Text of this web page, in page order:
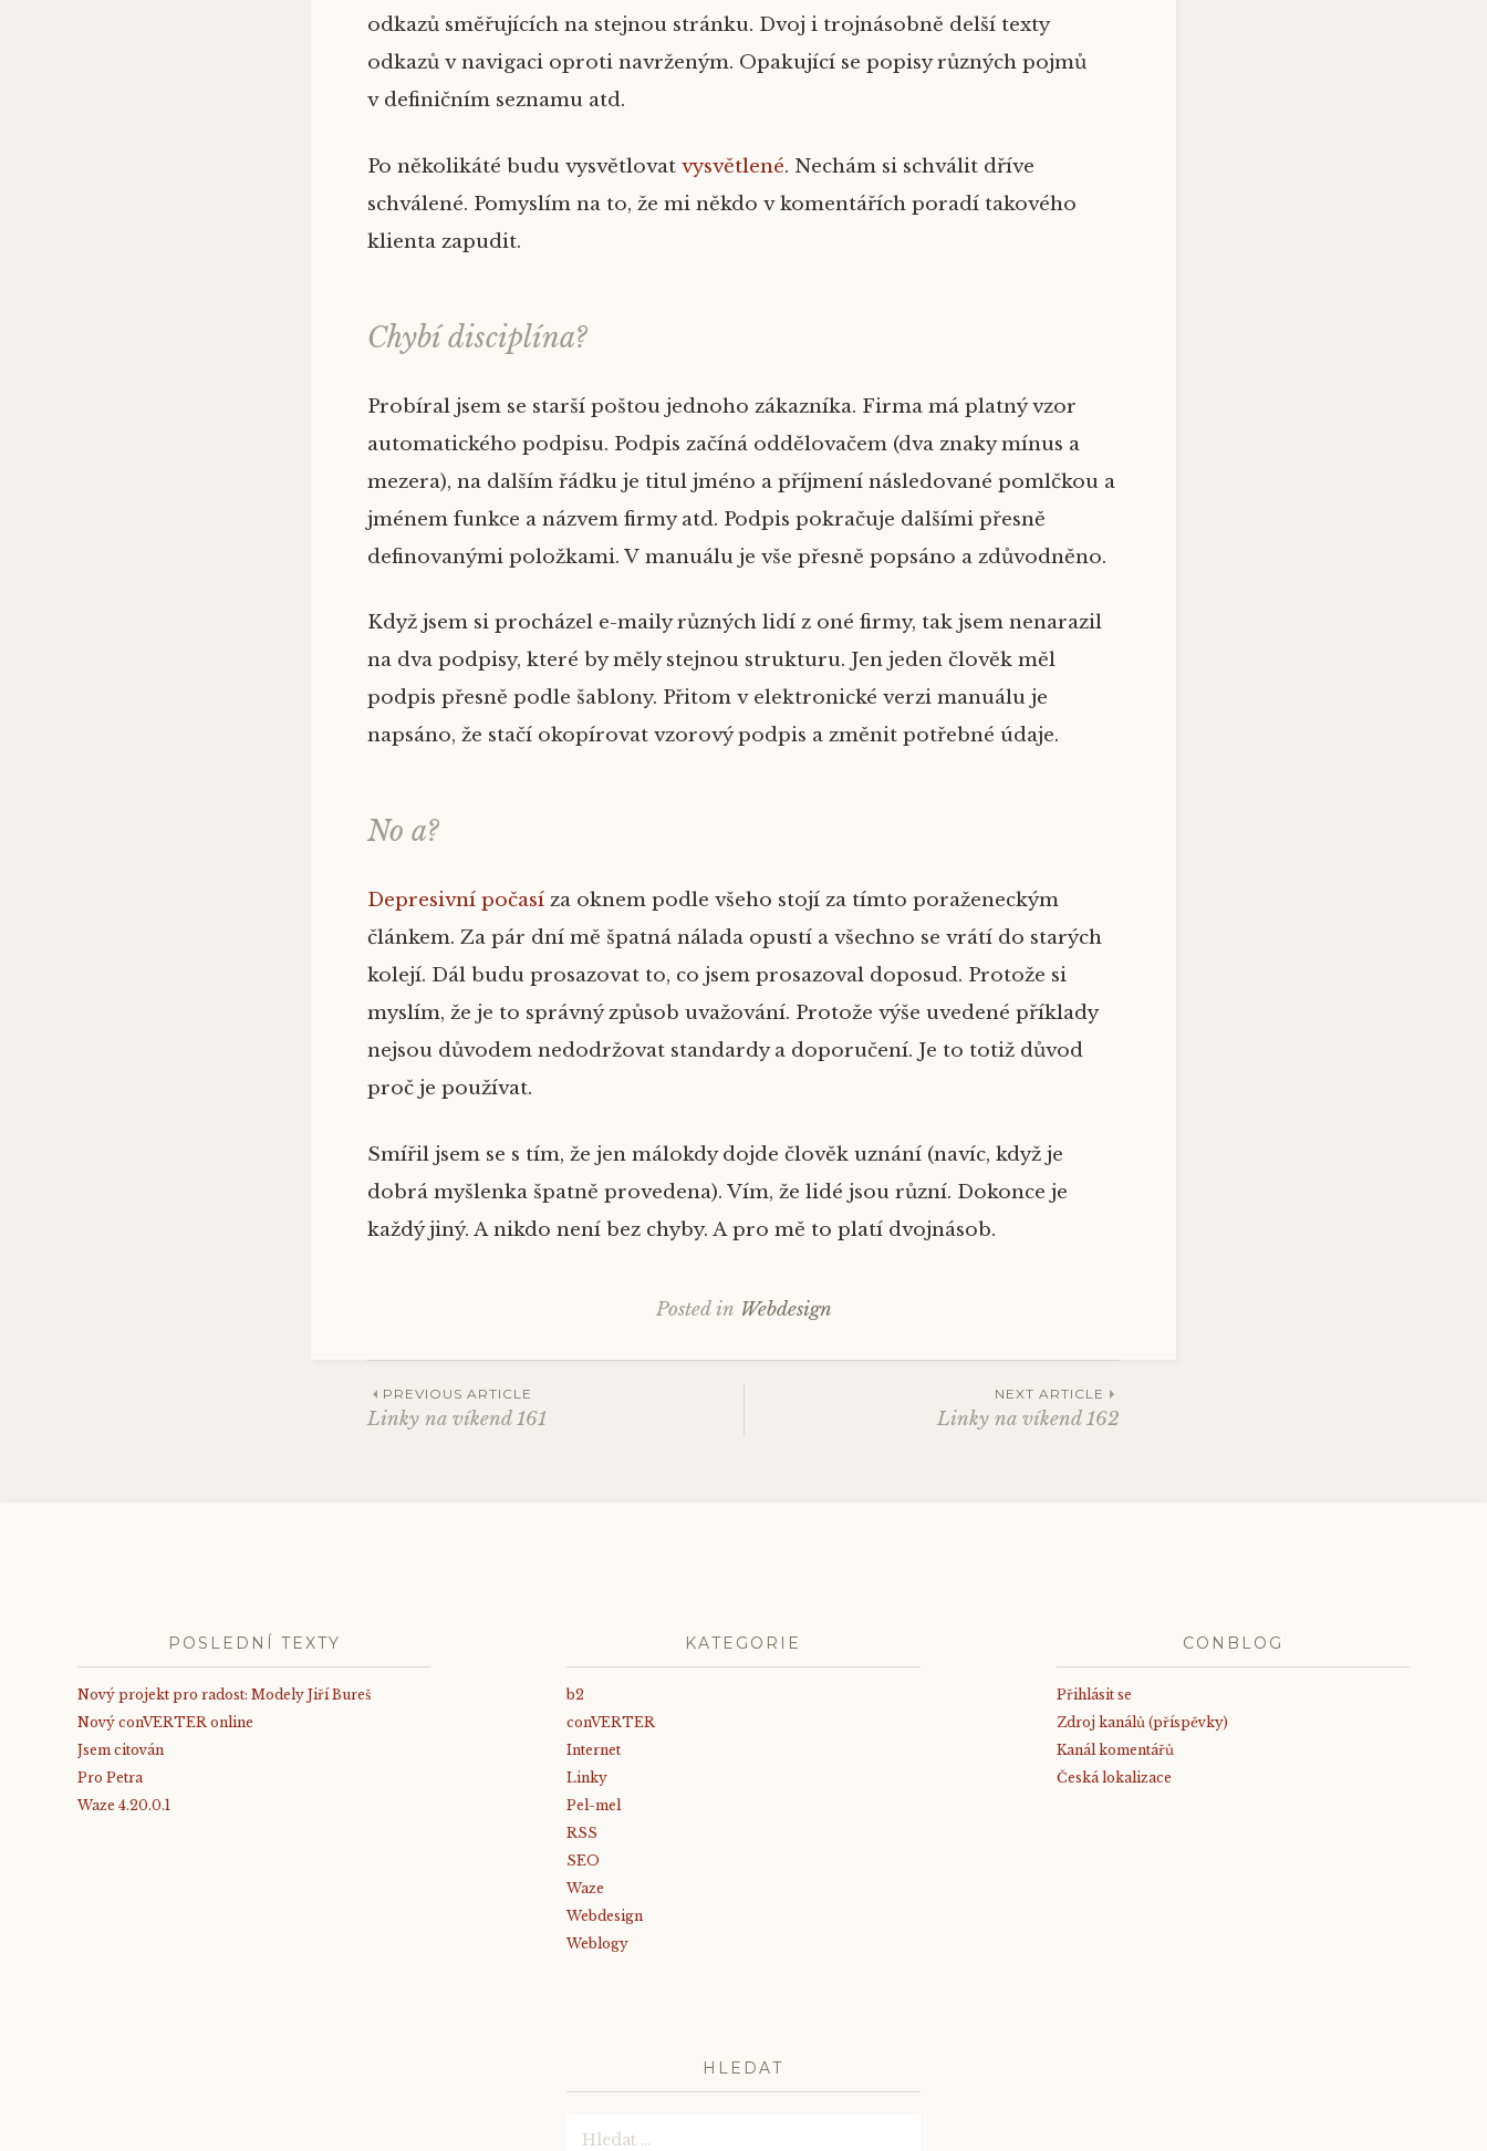
odkazů směřujících na stejnou stránku. Dvoj i trojnásobně delší texty
odkazů v navigaci oproti navrženým. Opakující se popisy různých pojmů
v definičním seznamu atd.
Po několikáté budu vysvětlovat vysvětlené. Nechám si schválit dříve
schválené. Pomyslím na to, že mi někdo v komentářích poradí takového
klienta zapudit.
Chybí disciplína?
Probíral jsem se starší poštou jednoho zákazníka. Firma má platný vzor
automatického podpisu. Podpis začíná oddělovačem (dva znaky mínus a
mezera), na dalším řádku je titul jméno a příjmení následované pomlčkou a
jménem funkce a názvem firmy atd. Podpis pokračuje dalšími přesně
definovanými položkami. V manuálu je vše přesně popsáno a zdůvodněno.
Když jsem si procházel e-maily různých lidí z oné firmy, tak jsem nenarazil
na dva podpisy, které by měly stejnou strukturu. Jen jeden člověk měl
podpis přesně podle šablony. Přitom v elektronické verzi manuálu je
napsáno, že stačí okopírovat vzorový podpis a změnit potřebné údaje.
No a?
Depresivní počasí za oknem podle všeho stojí za tímto poraženeckým
článkem. Za pár dní mě špatná nálada opustí a všechno se vrátí do starých
kolejí. Dál budu prosazovat to, co jsem prosazoval doposud. Protože si
myslím, že je to správný způsob uvažování. Protože výše uvedené příklady
nejsou důvodem nedodržovat standardy a doporučení. Je to totiž důvod
proč je používat.
Smířil jsem se s tím, že jen málokdy dojde člověk uznání (navíc, když je
dobrá myšlenka špatně provedena). Vím, že lidé jsou různí. Dokonce je
každý jiný. A nikdo není bez chyby. A pro mě to platí dvojnásob.
Posted in Webdesign
Post
PREVIOUS ARTICLE
Linky na víkend 161
NEXT ARTICLE
Linky na víkend 162
POSLEDNÍ TEXTY
Nový projekt pro radost: Modely Jiří Bureš
Nový conVERTER online
Jsem citován
Pro Petra
Waze 4.20.0.1
KATEGORIE
b2
conVERTER
Internet
Linky
Pel-mel
RSS
SEO
Waze
Webdesign
Weblogy
HLEDAT
Vyhledávání
CONBLOG
Přihlásit se
Zdroj kanálů (příspěvky)
Kanál komentářů
Česká lokalizace